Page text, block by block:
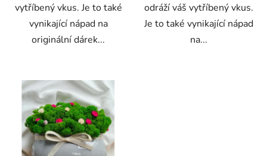
vytříbený vkus. Je to také
vynikající nápad na
originální dárek...
odráží váš vytříbený vkus.
Je to také vynikající nápad
na...